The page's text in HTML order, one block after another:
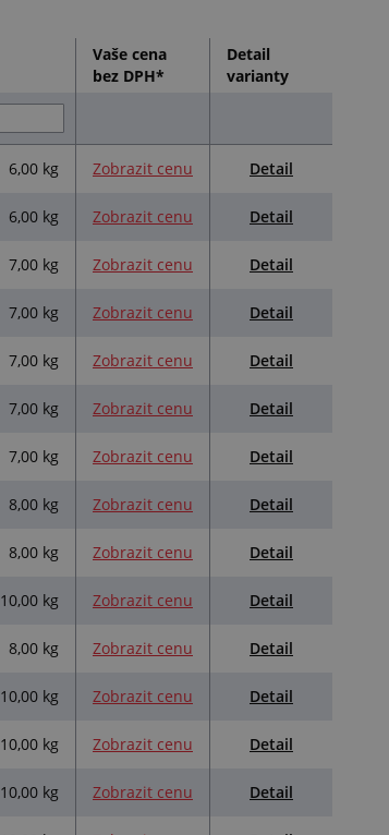
Vaše cena
bez DPH*
Detail
varianty
6,00 kg Zobrazit cenu Detail
6,00 kg Zobrazit cenu Detail
7,00 kg Zobrazit cenu Detail
7,00 kg Zobrazit cenu Detail
7,00 kg Zobrazit cenu Detail
7,00 kg Zobrazit cenu Detail
7,00 kg Zobrazit cenu Detail
8,00 kg Zobrazit cenu Detail
8,00 kg Zobrazit cenu Detail
10,00 kg Zobrazit cenu Detail
8,00 kg Zobrazit cenu Detail
10,00 kg Zobrazit cenu Detail
10,00 kg Zobrazit cenu Detail
10,00 kg Zobrazit cenu Detail